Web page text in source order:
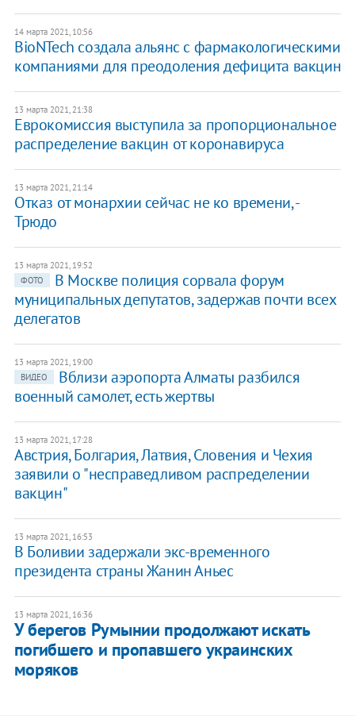
14 марта 2021, 10:56
BioNTech создала альянс с фармакологическими
компаниями для преодоления дефицита вакцин
13 марта 2021, 21:38
Еврокомиссия выступила за пропорциональное
распределение вакцин от коронавируса
13 марта 2021, 21:14
Отказ от монархии сейчас не ко времени, -
Трюдо
13 марта 2021, 19:52
ФОТО
В Москве полиция сорвала форум
муниципальных депутатов, задержав почти всех
делегатов
13 марта 2021, 19:00
ВИДЕО
Вблизи аэропорта Алматы разбился
военный самолет, есть жертвы
13 марта 2021, 17:28
Австрия, Болгария, Латвия, Словения и Чехия
заявили о "несправедливом распределении
вакцин"
13 марта 2021, 16:53
В Боливии задержали экс-временного
президента страны Жанин Аньес
13 марта 2021, 16:36
У берегов Румынии продолжают искать
погибшего и пропавшего украинских
моряков